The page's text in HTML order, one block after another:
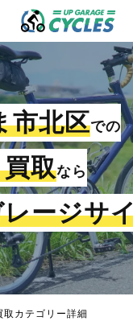
市北区での
取なら
ージサ
取カテゴリー詳細